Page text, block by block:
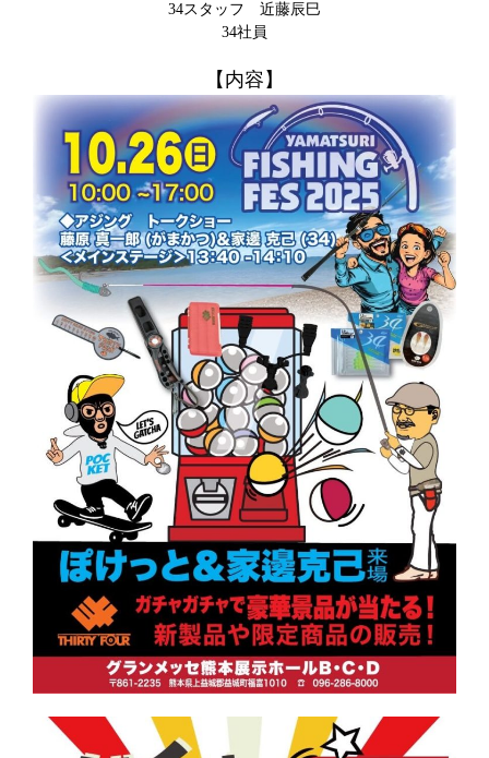
34スタッフ 近藤辰巳
34社員
【内容】